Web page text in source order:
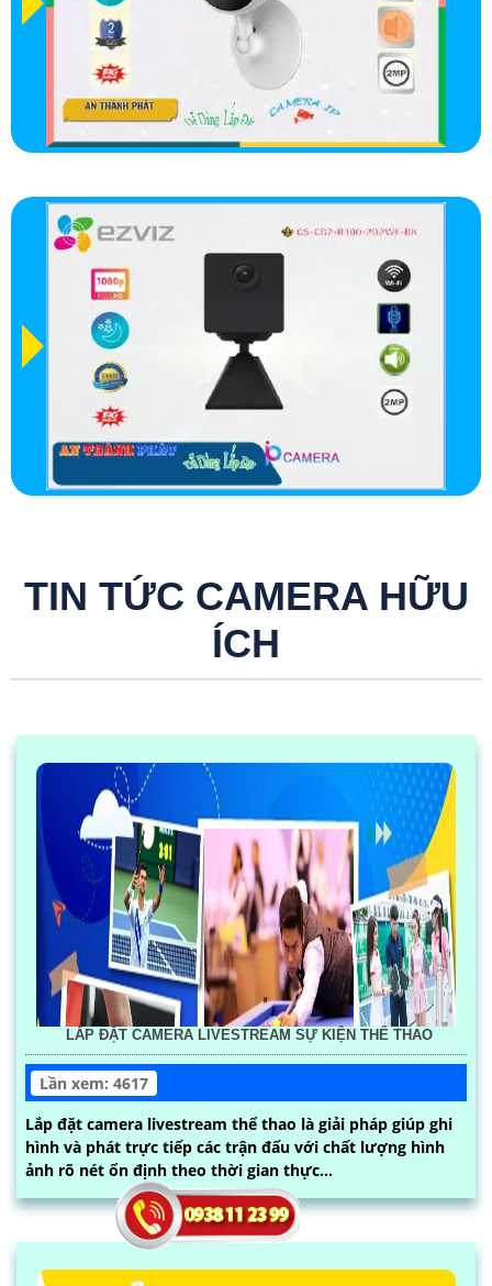
TIN TỨC CAMERA HỮU
ÍCH
LẮP ĐẶT CAMERA LIVESTREAM SỰ KIỆN THỂ THAO
Lần xem: 4617
Lắp đặt camera livestream thể thao là giải pháp giúp ghi
hình và phát trực tiếp các trận đấu với chất lượng hình
ảnh rõ nét ổn định theo thời gian thực...